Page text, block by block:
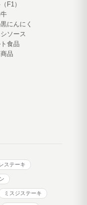
F1）
にんにく
シソース
食品
品
ステーキ
ミスジステーキ